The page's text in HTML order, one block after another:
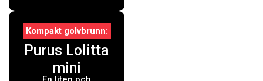
Kompakt golvbrunn
Purus Lolitta
mini